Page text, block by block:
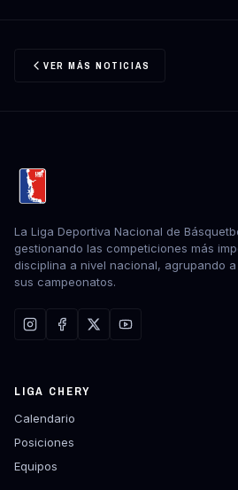
VER MÁS NOTICIAS
La Liga Deportiva Nacional de
gestionando las competiciones más
disciplina a nivel nacional, agrupando
sus campeonatos.
LIGA CHERY
Calendario
Posiciones
Equipos